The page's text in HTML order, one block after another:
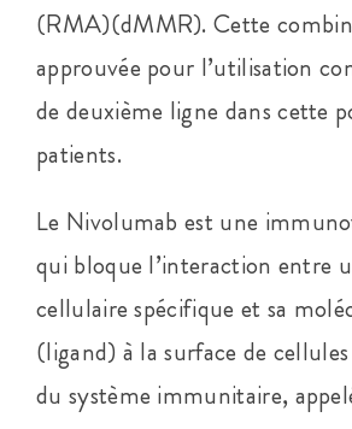
(RMA)(dMMR). Cette
approuvée pour l’utilisation
de deuxième ligne dans cette
patients.
Le Nivolumab est une
qui bloque l’interaction entre
cellulaire spécifique et sa
(ligand) à la surface de
du système immunitaire,